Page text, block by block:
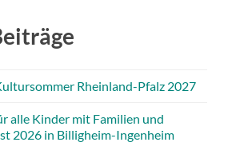
Rheinland-Pfalz 2027
alle Kinder mit Familien und
2026 in Billigheim-Ingenheim